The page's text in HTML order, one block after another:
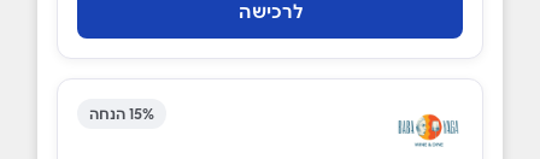
לרכישה
15% הנחה